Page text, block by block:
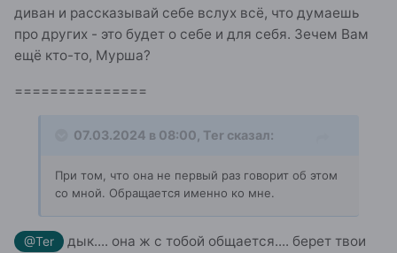
диван и рассказывай себе вслух всё, что думаешь
про других - это будет о себе и для себя. Зечем Вам
ещё кто-то, Мурша?
===============
07.03.2024 в 08:00, Ter сказал:
При том, что она не первый раз говорит об этом
со мной. Обращается именно ко мне.
@Ter
дык.... она ж с тобой общается.... берет твои